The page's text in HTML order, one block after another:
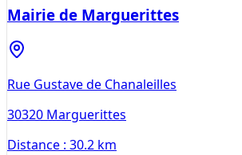
Mairie de Marguerittes
Rue Gustave de Chanaleilles
30320 Marguerittes
Distance : 30.2 km